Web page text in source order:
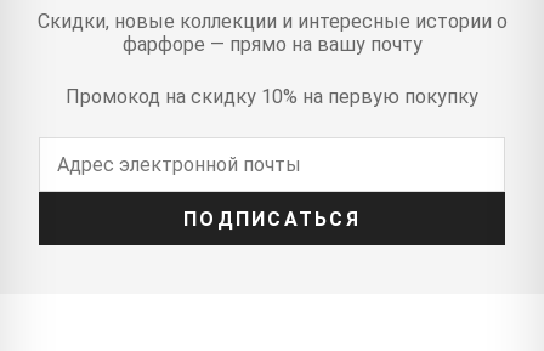
Скидки, новые коллекции и интересные истории о
фарфоре — прямо на вашу почту
Промокод на скидку 10% на первую покупку
ПОДПИСАТЬСЯ